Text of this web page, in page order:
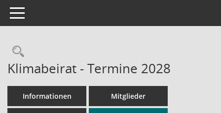
Toggle navigation
Rechercheauswahl
Klimabeirat - Termine 2028
Informationen Mitglieder